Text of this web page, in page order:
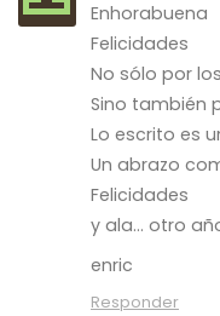
Enhorabuena
Felicidades
No sólo por
Sino también
Lo escrito es
Un abrazo
Felicidades
y ala… otro
enric
Responder